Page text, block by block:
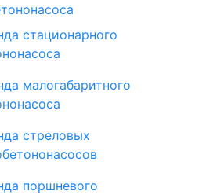
стационарного
малогабаритного
стреловых
поршневого